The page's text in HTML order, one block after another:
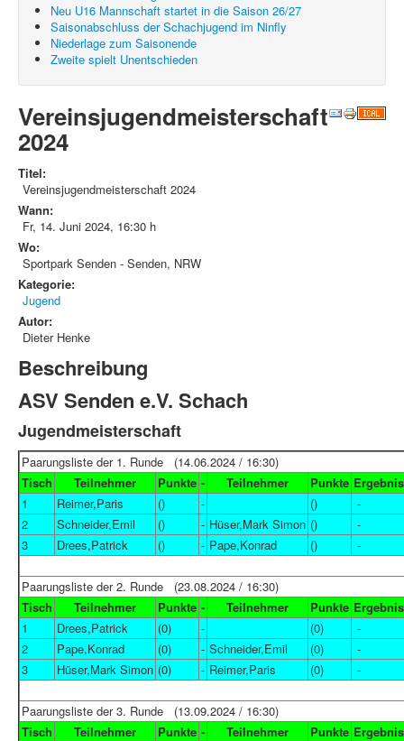
Neu U16 Mannschaft startet in die Saison 26/27
Saisonabschluss der Schachjugend im Ninfly
Niederlage zum Saisonende
Zweite spielt Unentschieden
Vereinsjugendmeisterschaft
2024
Titel:
Vereinsjugendmeisterschaft 2024
Wann:
Fr, 14. Juni 2024, 16:30 h
Wo:
Sportpark Senden - Senden, NRW
Kategorie:
Jugend
Autor:
Dieter Henke
Beschreibung
ASV Senden e.V. Schach
Jugendmeisterschaft
Paarungsliste der 1. Runde (14.06.2024 / 16:30)
Tisch
Teilnehmer Punkte - Teilnehmer Punkte Ergebnis
1
Reimer,Paris () - ()
-
2
Schneider,Emil () - Hüser,Mark Simon ()
-
3
Drees,Patrick () - Pape,Konrad () -
Paarungsliste der 2. Runde (23.08.2024 / 16:30)
Tisch
Teilnehmer Punkte - Teilnehmer Punkte Ergebnis
1
Drees,Patrick (0) - (0)
-
2
Pape,Konrad (0) - Schneider,Emil (0)
-
3
Hüser,Mark Simon (0) - Reimer,Paris (0) -
Paarungsliste der 3. Runde (13.09.2024 / 16:30)
Tisch
Teilnehmer Punkte - Teilnehmer Punkte Ergebnis